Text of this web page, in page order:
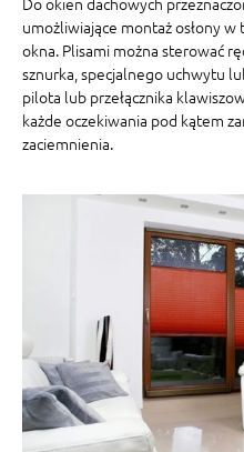
umożliwiające montaż osłony w
okna. Plisami można sterować
sznurka, specjalnego uchwytu
pilota lub przełącznika
każde oczekiwania pod kątem
zaciemnienia.